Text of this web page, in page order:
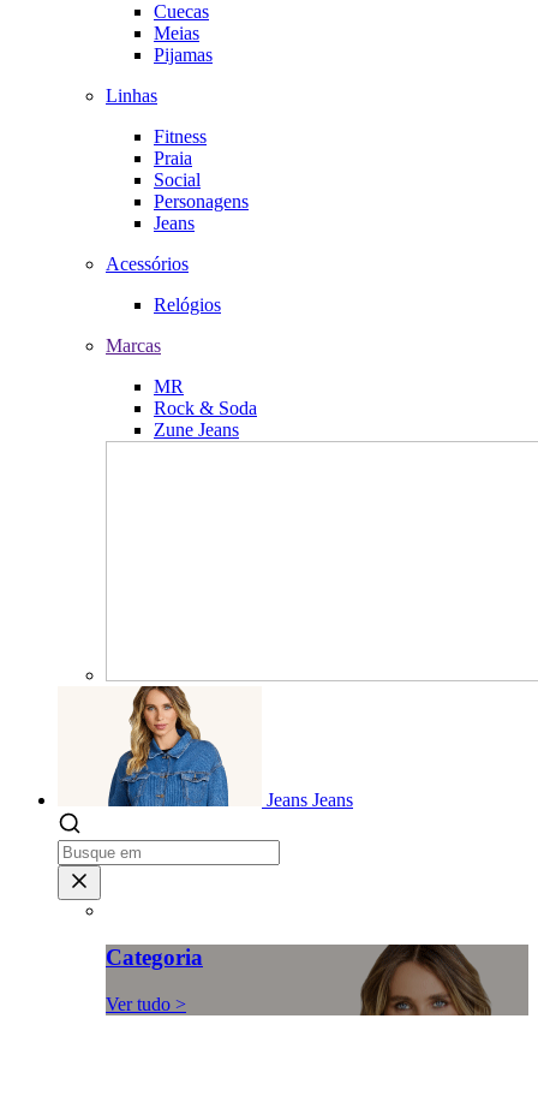
Cuecas
Meias
Pijamas
Linhas
Fitness
Praia
Social
Personagens
Jeans
Acessórios
Relógios
Marcas
MR
Rock & Soda
Zune Jeans
Jeans Jeans
Categoria
Ver tudo >